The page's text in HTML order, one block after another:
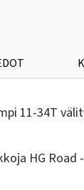
11-34T
HG